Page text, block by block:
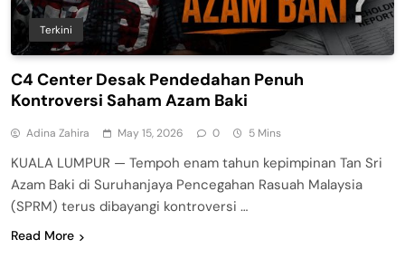
Terkini
C4 Center Desak Pendedahan Penuh
Kontroversi Saham Azam Baki
Adina Zahira May 15, 2026 0 5 Mins
KUALA LUMPUR — Tempoh enam tahun kepimpinan Tan Sri
Azam Baki di Suruhanjaya Pencegahan Rasuah Malaysia
(SPRM) terus dibayangi kontroversi …
Read More